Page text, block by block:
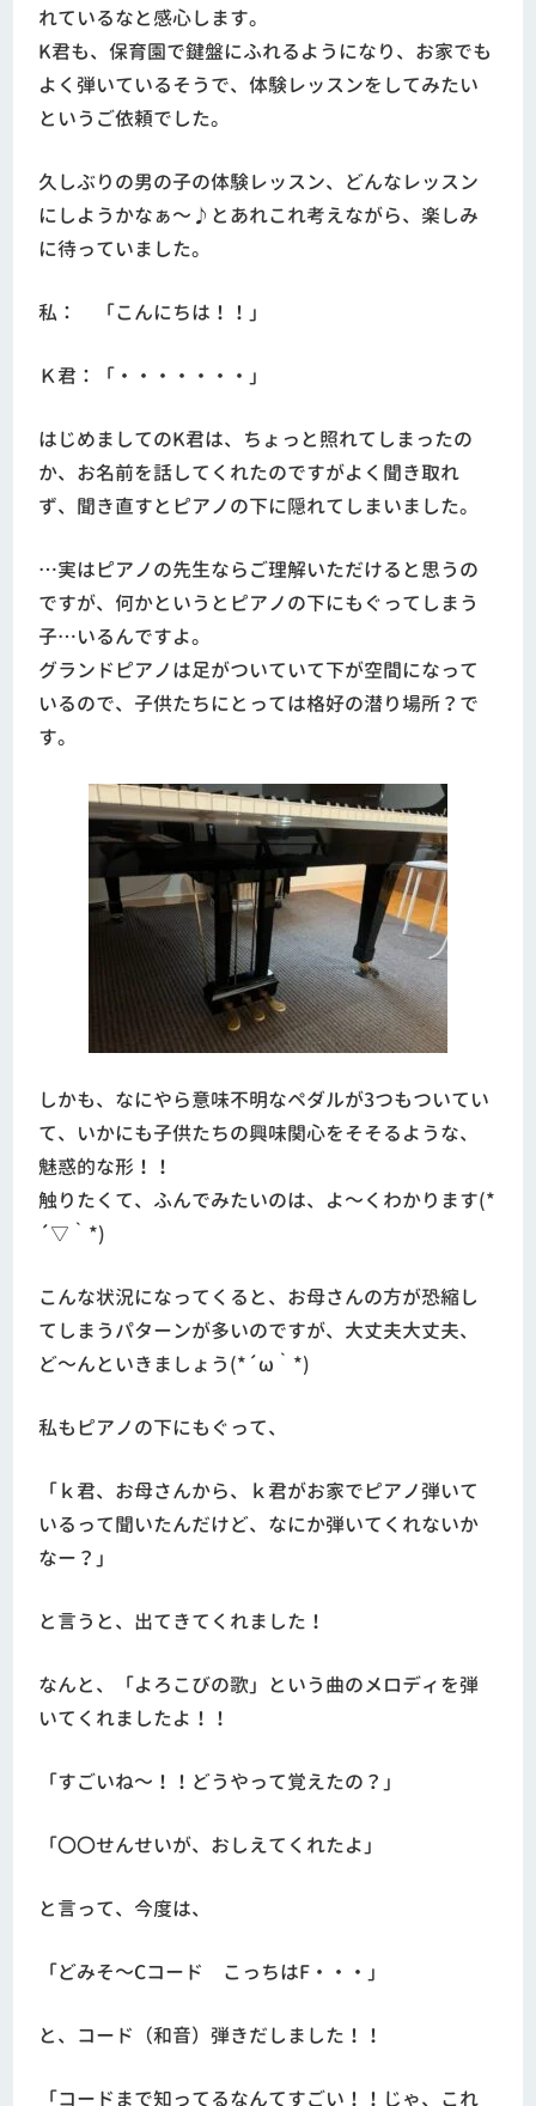
れているなと感心します。
K君も、保育園で鍵盤にふれるようになり、お家でも
よく弾いているそうで、体験レッスンをしてみたい
というご依頼でした。
久しぶりの男の子の体験レッスン、どんなレッスン
にしようかなぁ～♪とあれこれ考えながら、楽しみ
に待っていました。
私： 「こんにちは！！」
Ｋ君：「・・・・・・・」
はじめましてのK君は、ちょっと照れてしまったの
か、お名前を話してくれたのですがよく聞き取れ
ず、聞き直すとピアノの下に隠れてしまいました。
…実はピアノの先生ならご理解いただけると思うの
ですが、何かというとピアノの下にもぐってしまう
子…いるんですよ。
グランドピアノは足がついていて下が空間になって
いるので、子供たちにとっては格好の潜り場所？で
す。
しかも、なにやら意味不明なペダルが3つもついてい
て、いかにも子供たちの興味関心をそそるような、
魅惑的な形！！
触りたくて、ふんでみたいのは、よ～くわかります(*
´▽｀*)
こんな状況になってくると、お母さんの方が恐縮し
てしまうパターンが多いのですが、大丈夫大丈夫、
ど～んといきましょう(*´ω｀*)
私もピアノの下にもぐって、
「ｋ君、お母さんから、ｋ君がお家でピアノ弾いて
いるって聞いたんだけど、なにか弾いてくれないか
なー？」
と言うと、出てきてくれました！
なんと、「よろこびの歌」という曲のメロディを弾
いてくれましたよ！！
「すごいね～！！どうやって覚えたの？」
「〇〇せんせいが、おしえてくれたよ」
と言って、今度は、
「どみそ～Cコード こっちはF・・・」
と、コード（和音）弾きだしました！！
「コードまで知ってるなんてすごい！！じゃ、これ